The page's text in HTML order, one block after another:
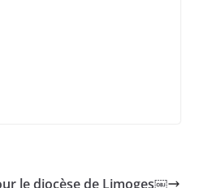
le diocèse de Limoges￼